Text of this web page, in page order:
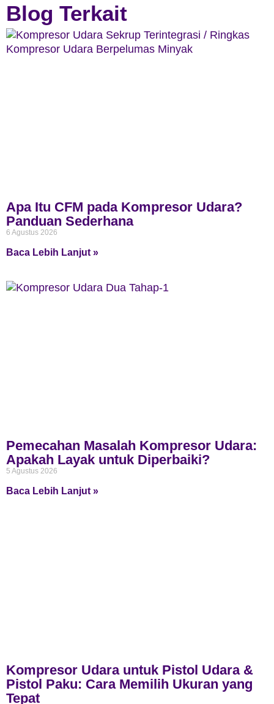
Blog Terkait
Apa Itu CFM pada Kompresor Udara?
Panduan Sederhana
6 Agustus 2026
Baca Lebih Lanjut »
Pemecahan Masalah Kompresor Udara:
Apakah Layak untuk Diperbaiki?
5 Agustus 2026
Baca Lebih Lanjut »
Kompresor Udara untuk Pistol Udara &
Pistol Paku: Cara Memilih Ukuran yang
Tepat